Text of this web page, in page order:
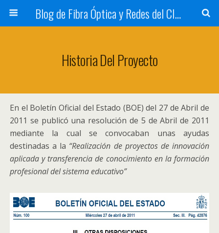
Blog de Fibra Óptica y Redes del CIFP Tartanga
Historia Del Proyecto
En el Boletín Oficial del Estado (BOE) del 27 de Abril de
2011 se publicó una resolución de 5 de Abril de 2011
mediante la cual se convocaban unas ayudas
destinadas a la “Realización de proyectos de innovación
aplicada y transferencia de conocimiento en la formación
profesional del sistema educativo”